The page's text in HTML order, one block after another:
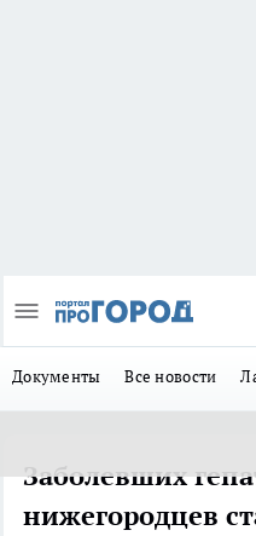
Документы Все новости
Заболевших
нижегородцев